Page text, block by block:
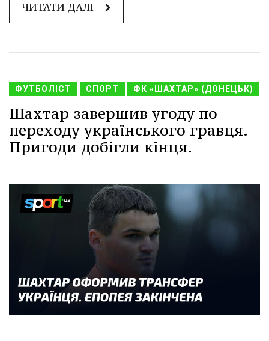
ЧИТАТИ ДАЛІ
ФУТБОЛІСТ СПОРТ ФК «ШАХТАР» (ДОНЕЦЬК)
Шахтар завершив угоду по
переходу українського гравця.
Пригоди добігли кінця.